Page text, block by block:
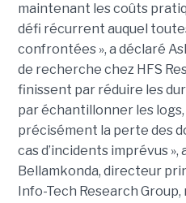
maintenant les coûts
défi récurrent auquel
confrontées », a déclaré
de recherche chez HFS
finissent par réduire les
par échantillonner les
précisément la perte des
cas d’incidents imprévus
Bellamkonda, directeur
Info-Tech Research